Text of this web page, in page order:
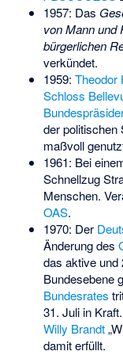
1957: Das
von Mann und
bürgerlichen
verkündet.
1959: Theodor
Schloss
der politischen
maßvoll
1961: Bei
Schnellzug
Menschen.
OAS.
1970: Der
Änderung des
das aktive und
Bundesebene
Bundesrates
31. Juli in
Willy Brandt
damit erfüllt.